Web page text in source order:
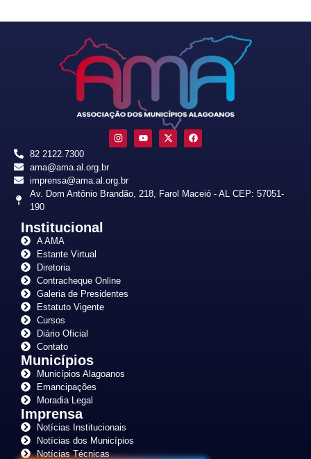
82 2122.7300
ama@ama.al.org.br
imprensa@ama.al.org.br
Av. Dom Antônio Brandão, 218, Farol Maceió - AL CEP: 57051-
190
Institucional
A AMA
Estante Virtual
Diretoria
Contracheque Online
Galeria de Presidentes
Estatuto Vigente
Cursos
Diário Oficial
Contato
Municípios
Municípios Alagoanos
Emancipações
Moradia Legal
Imprensa
Notícias Institucionais
Notícias dos Municípios
Notícias Técnicas